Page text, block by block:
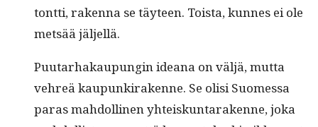
tont­ti, raken­na se täy­teen. Toista, kunnes ei ole
met­sää jäljellä.
Puu­tarhakaupun­gin ideana on väljä, mut­ta
vehreä kaupunki­rakenne. Se olisi Suomes­sa
paras mah­dolli­nen yhteiskun­tarakenne, joka